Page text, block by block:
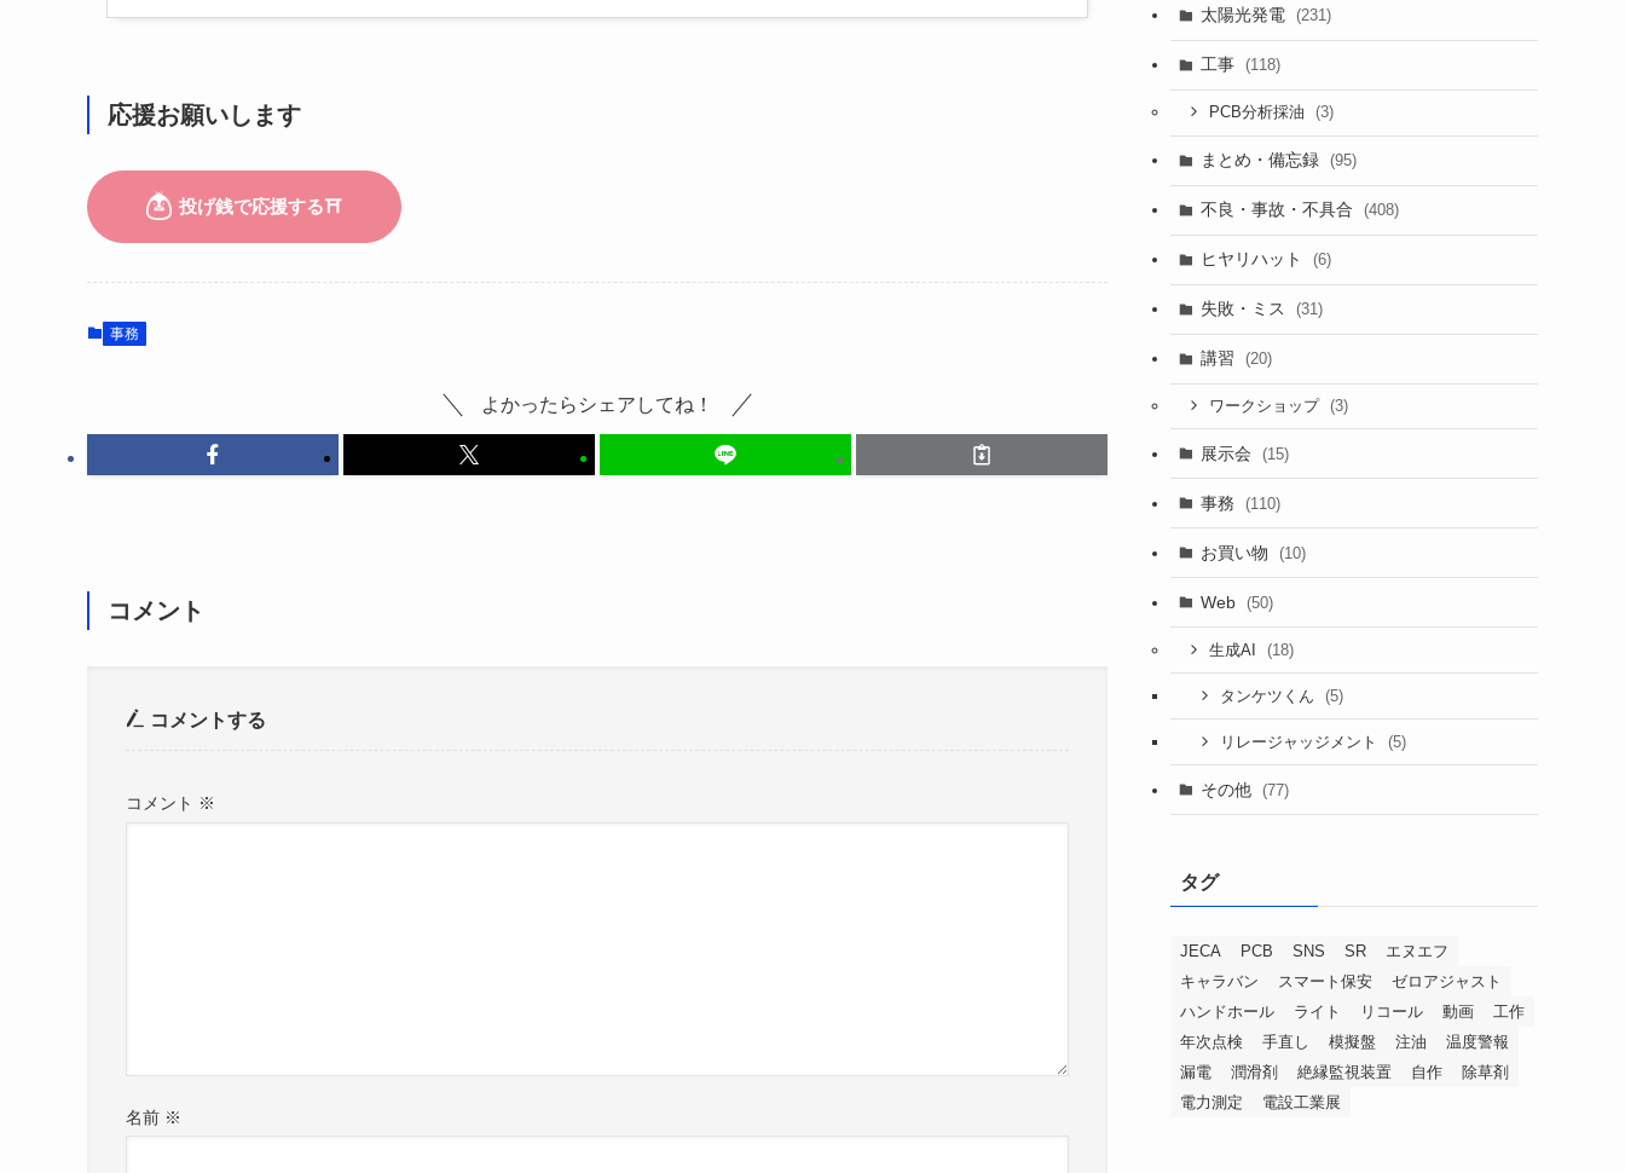
応援お願いします
事務
よかったらシェアしてね！
コメント
コメントする
コメント ※
名前 ※
太陽光発電 (231)
工事 (118)
PCB分析採油 (3)
まとめ・備忘録 (95)
不良・事故・不具合 (408)
ヒヤリハット (6)
失敗・ミス (31)
講習 (20)
ワークショップ (3)
展示会 (15)
事務 (110)
お買い物 (10)
Web (50)
生成AI (18)
タンケツくん (5)
リレージャッジメント (5)
その他 (77)
タグ
JECA PCB SNS SR
エヌエフ
キャラバン
スマート保安
ゼロアジャスト
ハンドホール
ライト リコール 動画
工作
年次点検
手直し 模擬盤 注油
温度警報
漏電
潤滑剤 絶縁監視装置 自作
除草剤
電力測定
電設工業展